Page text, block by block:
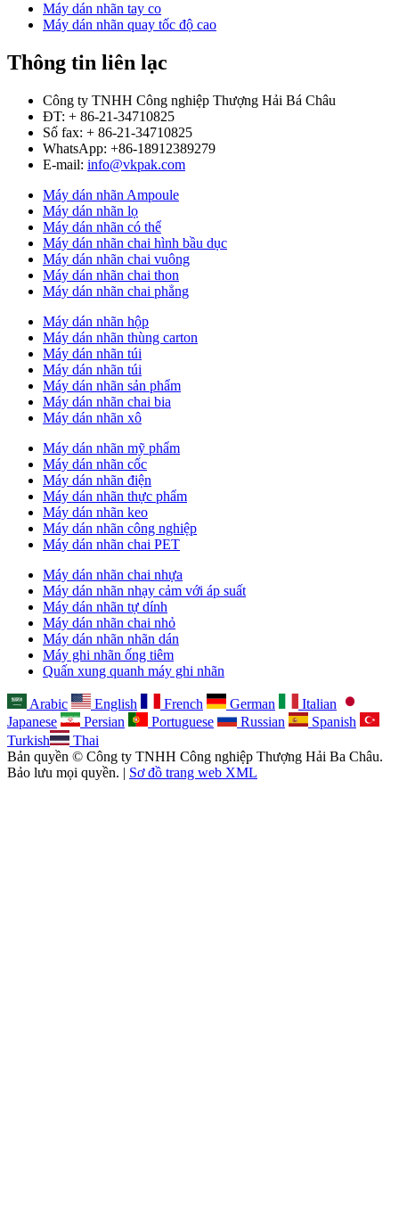
Máy dán nhãn tay co
Máy dán nhãn quay tốc độ cao
Thông tin liên lạc
Công ty TNHH Công nghiệp Thượng Hải Bá Châu
ĐT: + 86-21-34710825
Số fax: + 86-21-34710825
WhatsApp: +86-18912389279
E-mail: info@vkpak.com
Máy dán nhãn Ampoule
Máy dán nhãn lọ
Máy dán nhãn có thể
Máy dán nhãn chai hình bầu dục
Máy dán nhãn chai vuông
Máy dán nhãn chai thon
Máy dán nhãn chai phẳng
Máy dán nhãn hộp
Máy dán nhãn thùng carton
Máy dán nhãn túi
Máy dán nhãn túi
Máy dán nhãn sản phẩm
Máy dán nhãn chai bia
Máy dán nhãn xô
Máy dán nhãn mỹ phẩm
Máy dán nhãn cốc
Máy dán nhãn điện
Máy dán nhãn thực phẩm
Máy dán nhãn keo
Máy dán nhãn công nghiệp
Máy dán nhãn chai PET
Máy dán nhãn chai nhựa
Máy dán nhãn nhạy cảm với áp suất
Máy dán nhãn tự dính
Máy dán nhãn chai nhỏ
Máy dán nhãn nhãn dán
Máy ghi nhãn ống tiêm
Quấn xung quanh máy ghi nhãn
Arabic English French German
Italian
Japanese
Persian Portuguese Russian
Spanish
Turkish
Thai
Bản quyền © Công ty TNHH Công nghiệp Thượng Hải Ba Châu.
Bảo lưu mọi quyền. | Sơ đồ trang web XML